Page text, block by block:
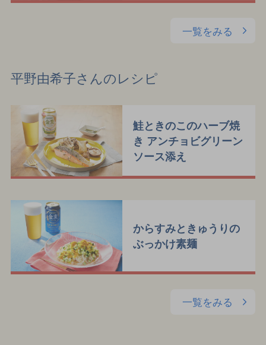
一覧をみる
平野由希子さんのレシピ
鮭ときのこのハーブ焼
き アンチョビグリーン
ソース添え
からすみときゅうりの
ぶっかけ素麺
一覧をみる